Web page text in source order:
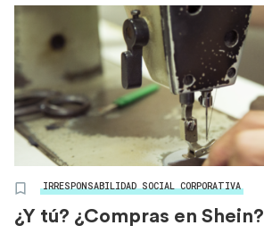
IRRESPONSABILIDAD SOCIAL CORPORATIVA
¿Y tú? ¿Compras en Shein?